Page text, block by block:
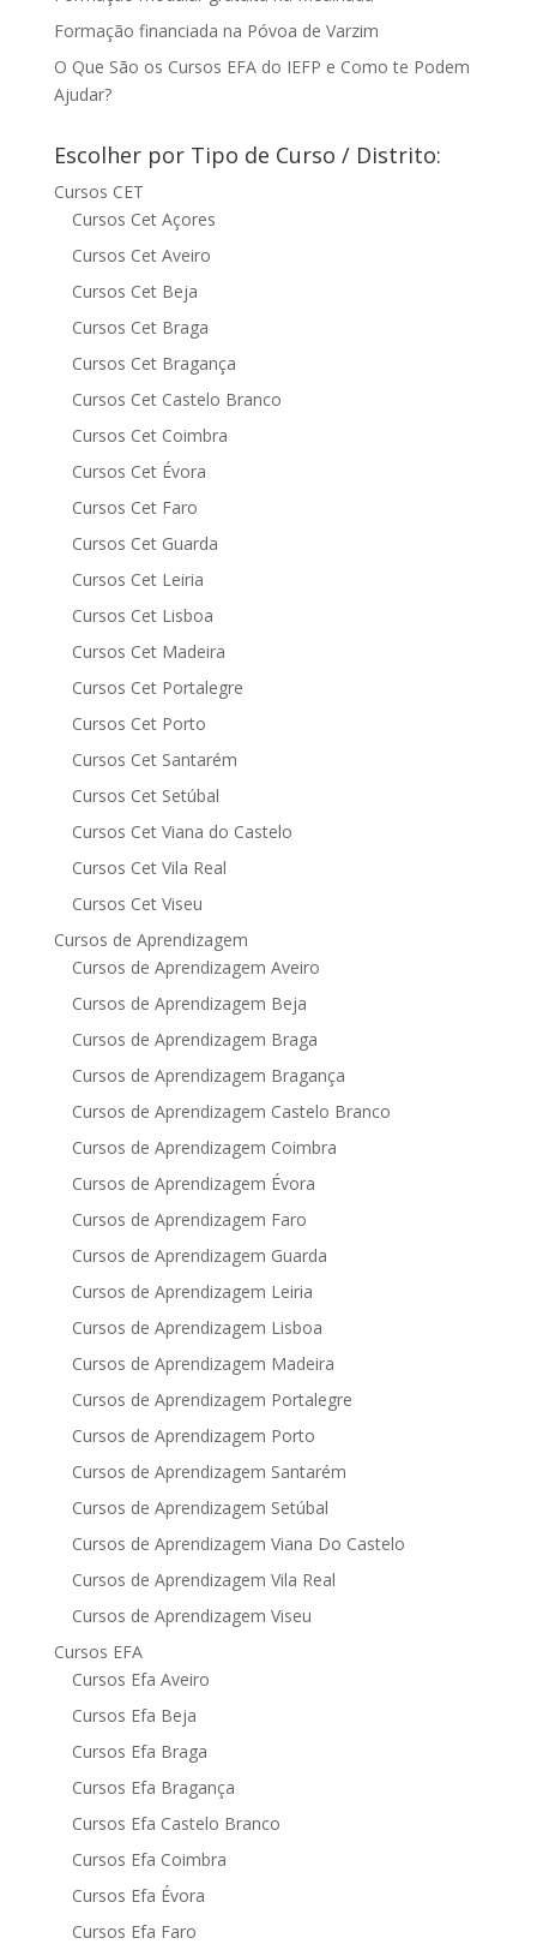
Formação financiada na Póvoa de Varzim
O Que São os Cursos EFA do IEFP e Como te Podem
Ajudar?
Escolher por Tipo de Curso / Distrito:
Cursos CET
Cursos Cet Açores
Cursos Cet Aveiro
Cursos Cet Beja
Cursos Cet Braga
Cursos Cet Bragança
Cursos Cet Castelo Branco
Cursos Cet Coimbra
Cursos Cet Évora
Cursos Cet Faro
Cursos Cet Guarda
Cursos Cet Leiria
Cursos Cet Lisboa
Cursos Cet Madeira
Cursos Cet Portalegre
Cursos Cet Porto
Cursos Cet Santarém
Cursos Cet Setúbal
Cursos Cet Viana do Castelo
Cursos Cet Vila Real
Cursos Cet Viseu
Cursos de Aprendizagem
Cursos de Aprendizagem Aveiro
Cursos de Aprendizagem Beja
Cursos de Aprendizagem Braga
Cursos de Aprendizagem Bragança
Cursos de Aprendizagem Castelo Branco
Cursos de Aprendizagem Coimbra
Cursos de Aprendizagem Évora
Cursos de Aprendizagem Faro
Cursos de Aprendizagem Guarda
Cursos de Aprendizagem Leiria
Cursos de Aprendizagem Lisboa
Cursos de Aprendizagem Madeira
Cursos de Aprendizagem Portalegre
Cursos de Aprendizagem Porto
Cursos de Aprendizagem Santarém
Cursos de Aprendizagem Setúbal
Cursos de Aprendizagem Viana Do Castelo
Cursos de Aprendizagem Vila Real
Cursos de Aprendizagem Viseu
Cursos EFA
Cursos Efa Aveiro
Cursos Efa Beja
Cursos Efa Braga
Cursos Efa Bragança
Cursos Efa Castelo Branco
Cursos Efa Coimbra
Cursos Efa Évora
Cursos Efa Faro